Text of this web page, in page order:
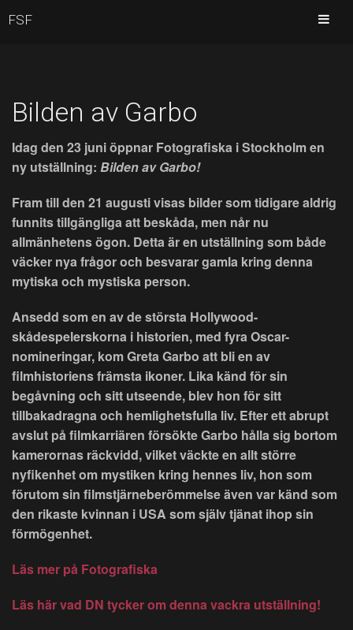
Bilden av Garbo
Idag den 23 juni öppnar Fotografiska i Stockholm en
ny utställning: Bilden av Garbo!
Fram till den 21 augusti visas bilder som tidigare aldrig
funnits tillgängliga att beskåda, men når nu
allmänhetens ögon. Detta är en utställning som både
väcker nya frågor och besvarar gamla kring denna
mytiska och mystiska person.
Ansedd som en av de största Hollywood-
skådespelerskorna i historien, med fyra Oscar-
nomineringar, kom Greta Garbo att bli en av
filmhistoriens främsta ikoner. Lika känd för sin
begåvning och sitt utseende, blev hon för sitt
tillbakadragna och hemlighetsfulla liv. Efter ett abrupt
avslut på filmkarriären försökte Garbo hålla sig bortom
kamerornas räckvidd, vilket väckte en allt större
nyfikenhet om mystiken kring hennes liv, hon som
förutom sin filmstjärneberömmelse även var känd som
den rikaste kvinnan i USA som själv tjänat ihop sin
förmögenhet.
Läs mer på Fotografiska
Läs här vad DN tycker om denna vackra utställning!
FSF